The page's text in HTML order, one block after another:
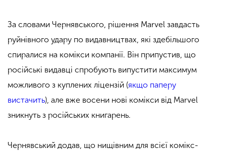
За словами Чернявського, рішення Marvel завдасть
руйнівного удару по видавництвах, які здебільшого
спиралися на комікси компанії. Він припустив, що
російські видавці спробують випустити максимум
можливого з куплених ліцензій (якщо паперу
вистачить), але вже восени нові комікси від Marvel
зникнуть з російських книгарень.
Чернявський додав, що нищівним для всієї комікс-